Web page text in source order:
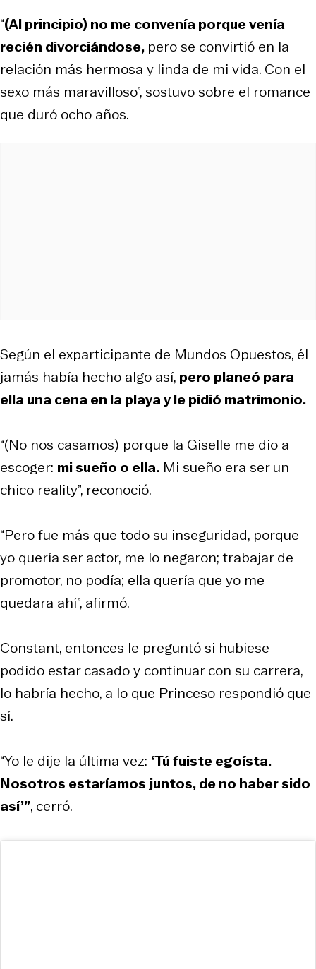
“(Al principio) no me convenía porque venía
recién divorciándose, pero se convirtió en la
relación más hermosa y linda de mi vida. Con el
sexo más maravilloso”, sostuvo sobre el romance
que duró ocho años.
Según el exparticipante de Mundos Opuestos, él
jamás había hecho algo así, pero planeó para
ella una cena en la playa y le pidió matrimonio.
“(No nos casamos) porque la Giselle me dio a
escoger: mi sueño o ella. Mi sueño era ser un
chico reality”, reconoció.
“Pero fue más que todo su inseguridad, porque
yo quería ser actor, me lo negaron; trabajar de
promotor, no podía; ella quería que yo me
quedara ahí”, afirmó.
Constant, entonces le preguntó si hubiese
podido estar casado y continuar con su carrera,
lo habría hecho, a lo que Princeso respondió que
sí.
“Yo le dije la última vez: ‘Tú fuiste egoísta.
Nosotros estaríamos juntos, de no haber sido
así’”, cerró.